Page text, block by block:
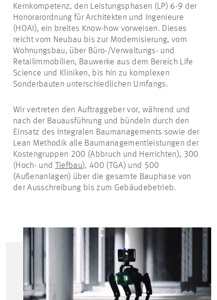
Kernkompetenz, den Leistungsphasen (LP) 6-9 der
Honorarordnung für Architekten und Ingenieure
(HOAI), ein breites Know-how vorweisen. Dieses
reicht vom Neubau bis zur Modernisierung, vom
Wohnungsbau, über Büro-/Verwaltungs- und
Retailimmobilien, Bauwerke aus dem Bereich Life
Science und Kliniken, bis hin zu komplexen
Sonderbauten unterschiedlichen Umfangs.
Wir vertreten den Auftraggeber vor, während und
nach der Bauausführung und bündeln durch den
Einsatz des Integralen Baumanagements sowie der
Lean Methodik alle Baumanagementleistungen der
Kostengruppen 200 (Abbruch und Herrichten), 300
(Hoch- und Tiefbau), 400 (TGA) und 500
(Außenanlagen) über die gesamte Bauphase von
der Ausschreibung bis zum Gebäudebetrieb.